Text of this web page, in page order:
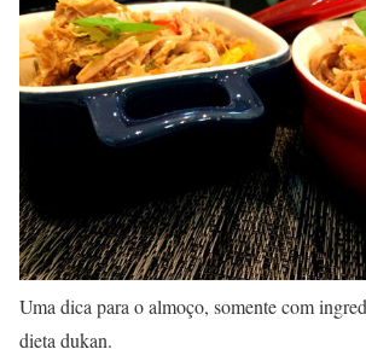
Uma dica para o almoço, somente com
dieta dukan.